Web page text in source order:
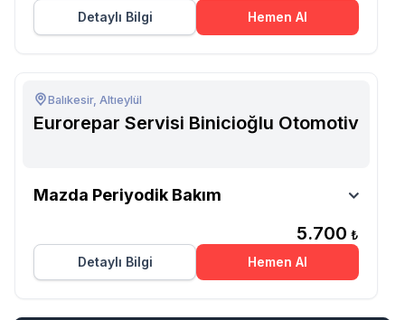
Detaylı Bilgi
Hemen Al
Balıkesir, Altıeylül
Eurorepar Servisi Binicioğlu Otomotiv
Otomotiv
Mazda Periyodik Bakım
5.700 ₺
Detaylı Bilgi
Hemen Al